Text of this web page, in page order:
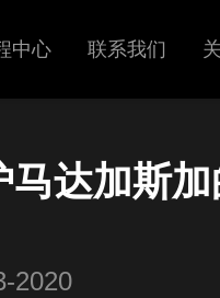
中心 联系我们
达加斯
2020